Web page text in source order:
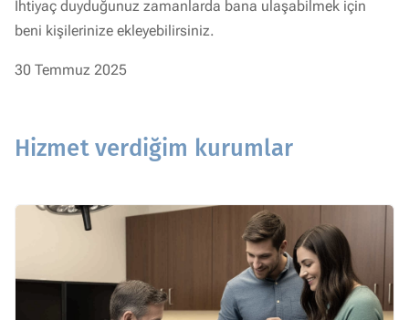
İhtiyaç duyduğunuz zamanlarda bana ulaşabilmek için
beni kişilerinize ekleyebilirsiniz.
30 Temmuz 2025
Hizmet verdiğim kurumlar